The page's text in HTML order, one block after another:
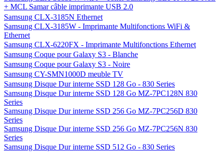
+ MCL Samar câble imprimante USB 2.0
Samsung CLX-3185N Ethernet
Samsung CLX-3185W - Imprimante Multifonctions WiFi &
Ethernet
Samsung CLX-6220FX - Imprimante Multifonctions Ethernet
Samsung Coque pour Galaxy S3 - Blanche
Samsung Coque pour Galaxy S3 - Noire
Samsung CY-SMN1000D meuble TV
Samsung Disque Dur interne SSD 128 Go - 830 Series
Samsung Disque Dur interne SSD 128 Go MZ-7PC128N 830
Series
Samsung Disque Dur interne SSD 256 Go MZ-7PC256D 830
Series
Samsung Disque Dur interne SSD 256 Go MZ-7PC256N 830
Series
Samsung Disque Dur interne SSD 512 Go - 830 Series